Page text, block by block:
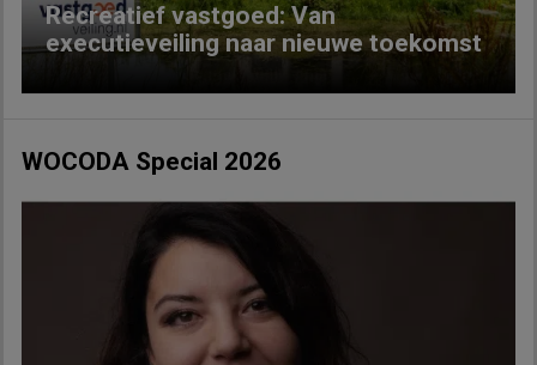
Recreatief vastgoed: Van
executieveiling naar nieuwe toekomst
WOCODA Special 2026